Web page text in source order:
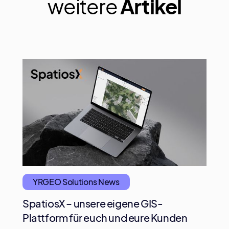
weitereArtikel
YRGEO Solutions News
SpatiosX – unsere eigene GIS-
Plattform für euch und eure Kunden